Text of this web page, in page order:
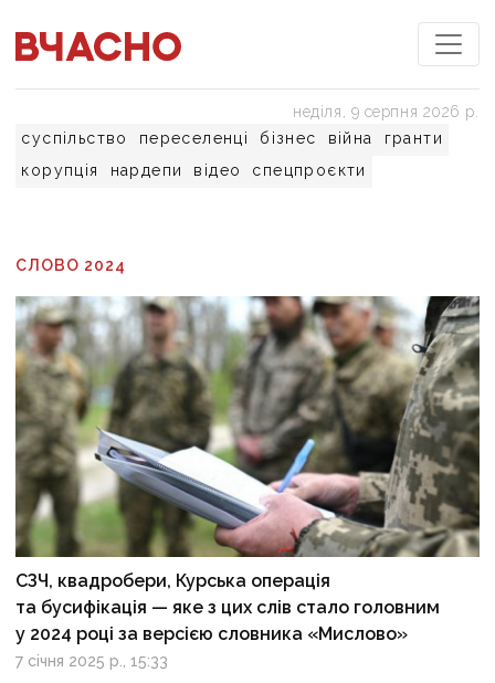
суспільство переселенці бізнес війна
гранти
корупція
нардепи відео спецпроєкти
неділя, 9 серпня 2026 р.
СЛОВО 2024
СЗЧ, квадробери, Курська операція
та бусифікація — яке з цих слів стало головним
у 2024 році за версією словника «Мислово»
7 січня 2025 р., 15:33